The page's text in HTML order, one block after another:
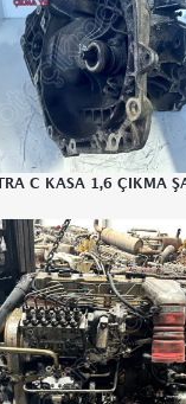
C KASA 1,6 ÇIKMA